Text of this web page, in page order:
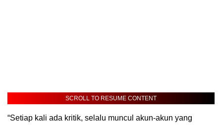
SCROLL TO RESUME CONTENT
“Setiap kali ada kritik, selalu muncul akun-akun yang